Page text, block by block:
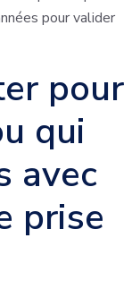
pour valider
pour
qui
avec
prise